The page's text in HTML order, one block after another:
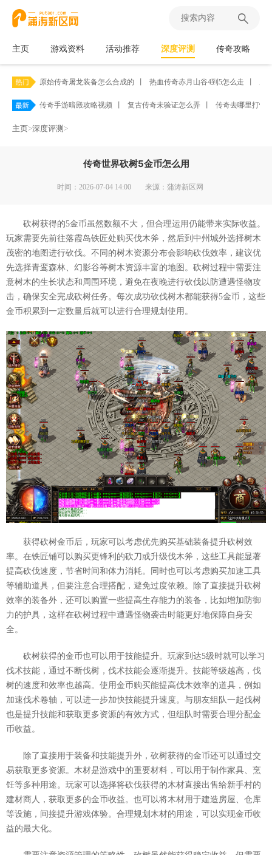
主页 游戏资料 活动推荐 深度评测 传奇攻略
原始传奇屠龙装备怎么合成的 热血传奇赤月山谷4到5怎么走
传奇手游暗殿攻略视频 复古传奇未验证怎么弄 传奇去哪里打怪
主页>深度评测 >
传奇世界砍树5金币怎么用
时间：2026-07-04 14:00 来源：蒲涛新区网
砍树获得的5金币虽然数额不大，但合理运用仍能带来实际收益。
玩家需要先前往落霞岛铁匠处购买伐木斧，然后到中州城外选择树木
茂密的地图进行砍伐。不同的树木资源分布会影响砍伐效率，建议优
先选择青鸾森林、幻影谷等树木资源丰富的地图。砍树过程中需要注
意树木的生长状态和周围环境，避免在夜晚进行砍伐以防遭遇怪物攻
击，确保安全完成砍树任务。每次成功砍伐树木都能获得5金币，这些
金币积累到一定数量后就可以进行合理规划使用。
获得砍树金币后，玩家可以考虑优先购买基础装备提升砍树效
率。在铁匠铺可以购买更锋利的砍刀或升级伐木斧，这些工具能显著
提高砍伐速度，节省时间和体力消耗。同时也可以考虑购买加速工具
等辅助道具，但要注意合理搭配，避免过度依赖。除了直接提升砍树
效率的装备外，还可以购置一些提高生存能力的装备，比如增加防御
力的护具，这样在砍树过程中遭遇怪物袭击时能更好地保障自身安
全。
砍树获得的金币也可以用于技能提升。玩家到达5级时就可以学习
伐术技能，通过不断伐树，伐术技能会逐渐提升。技能等级越高，伐
树的速度和效率也越高。使用金币购买能提高伐木效率的道具，例如
加速伐术卷轴，可以进一步加快技能提升速度。与朋友组队一起伐树
也是提升技能和获取更多资源的有效方式，但组队时需要合理分配金
币收益。
除了直接用于装备和技能提升外，砍树获得的金币还可以通过交
易获取更多资源。木材是游戏中的重要材料，可以用于制作家具、烹
饪等多种用途。玩家可以选择将砍伐获得的木材直接出售给新手村的
建材商人，获取更多的金币收益。也可以将木材用于建造房屋、仓库
等设施，间接提升游戏体验。合理规划木材的用途，可以实现金币收
益的最大化。